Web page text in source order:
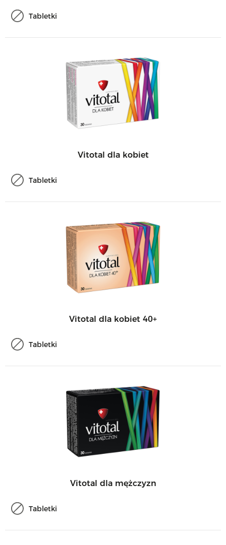
Tabletki
Vitotal dla kobiet
Tabletki
Vitotal dla kobiet 40+
Tabletki
Vitotal dla mężczyzn
Tabletki